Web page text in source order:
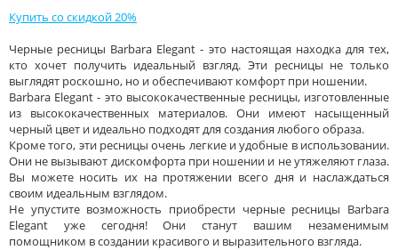
Купить со скидкой 20%
Черные ресницы Barbara Elegant - это настоящая находка для тех,
кто хочет получить идеальный взгляд. Эти ресницы не только
выглядят роскошно, но и обеспечивают комфорт при ношении.
Barbara Elegant - это высококачественные ресницы, изготовленные
из высококачественных материалов. Они имеют насыщенный
черный цвет и идеально подходят для создания любого образа.
Кроме того, эти ресницы очень легкие и удобные в использовании.
Они не вызывают дискомфорта при ношении и не утяжеляют глаза.
Вы можете носить их на протяжении всего дня и наслаждаться
своим идеальным взглядом.
Не упустите возможность приобрести черные ресницы Barbara
Elegant уже сегодня! Они станут вашим незаменимым
помощником в создании красивого и выразительного взгляда.